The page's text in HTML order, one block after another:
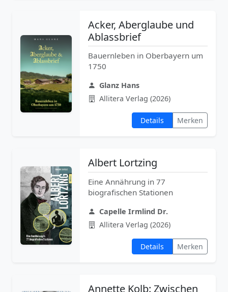
Acker, Aberglaube und
Ablassbrief
Bauernleben in Oberbayern um
1750
Glanz Hans
Allitera Verlag (2026)
Details Merken
Albert Lortzing
Eine Annährung in 77
biografischen Stationen
Capelle Irmlind Dr.
Allitera Verlag (2026)
Details Merken
Annette Kolb: Zwischen